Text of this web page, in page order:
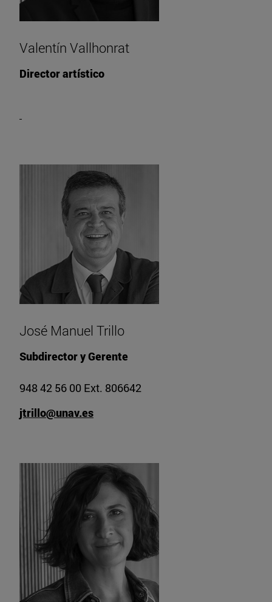
Valentín Vallhonrat
Director artístico
José Manuel Trillo
Subdirector y Gerente
948 42 56 00 Ext. 806642
jtrillo@unav.es